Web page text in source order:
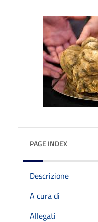
PAGE INDEX
Descrizione
A cura di
Allegati